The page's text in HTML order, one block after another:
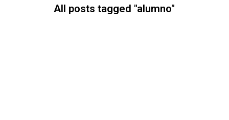
All posts tagged "alumno"